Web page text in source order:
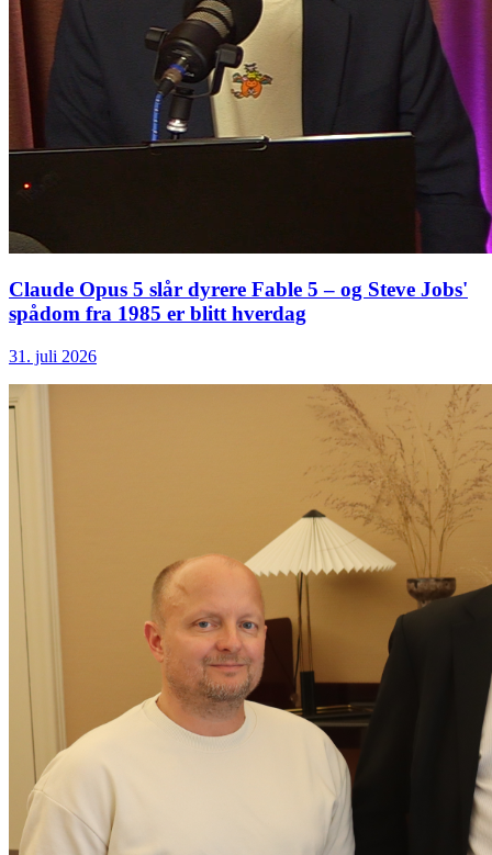
Claude Opus 5 slår dyrere Fable 5 – og Steve Jobs'
spådom fra 1985 er blitt hverdag
31. juli 2026